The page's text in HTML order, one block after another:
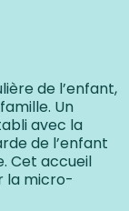
de l’enfant,
Un
avec la
de l’enfant
Cet accueil
la micro-